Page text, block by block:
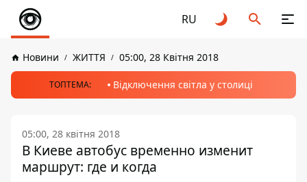
RU
Новини ЖИТТЯ 05:00, 28 Квітня 2018
ТОПТЕМА: Відключення світла у столиці
05:00, 28 квітня 2018
В Киеве автобус временно изменит
маршрут: где и когда